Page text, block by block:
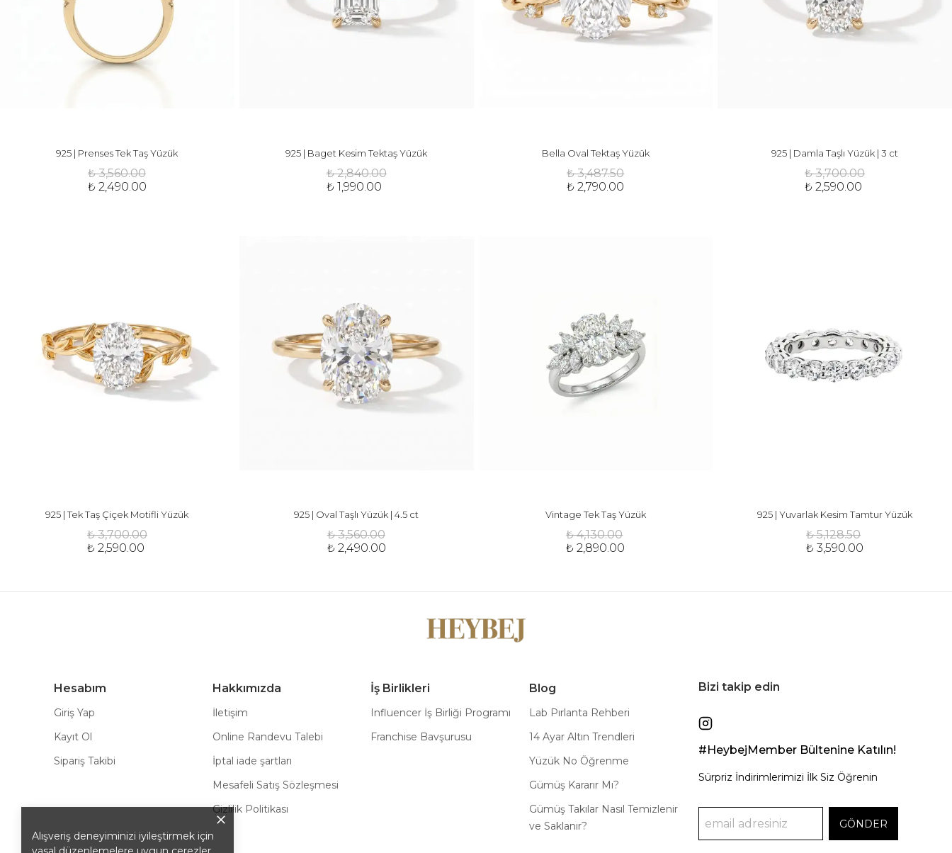
Alışveriş deneyiminizi iyileştirmek için
925 | Prenses Tek Taş Yüzük
₺ 3,560.00
₺ 2,490.00
925 | Baget Kesim Tektaş Yüzük
₺ 2,840.00
₺ 1,990.00
Bella Oval Tektaş Yüzük
₺ 3,487.50
₺ 2,790.00
925 | Damla Taşlı Yüzük | 3 ct
₺ 3,700.00
₺ 2,590.00
925 | Tek Taş Çiçek Motifli Yüzük
₺ 3,700.00
₺ 2,590.00
925 | Oval Taşlı Yüzük | 4.5 ct
₺ 3,560.00
₺ 2,490.00
Vintage Tek Taş Yüzük
₺ 4,130.00
₺ 2,890.00
925 | Yuvarlak Kesim Tamtur Yüzük
₺ 5,128.50
₺ 3,590.00
Hesabım
Giriş Yap
Kayıt Ol
Sipariş Takibi
Hakkımızda
İletişim
Online Randevu Talebi
İptal iade şartları
Mesafeli Satış Sözleşmesi
Gizlilik Politikası
İş Birlikleri
Influencer İş Birliği Programı
Franchise Bavşurusu
Blog
Lab Pırlanta Rehberi
14 Ayar Altın Trendleri
Yüzük No Öğrenme
Gümüş Kararır Mı?
Gümüş Takılar Nasıl Temizlenir
ve Saklanır?
Bizi takip edin
#HeybejMember Bültenine Katılın!
Sürpriz İndirimlerimizi İlk Siz Öğrenin
GÖNDER